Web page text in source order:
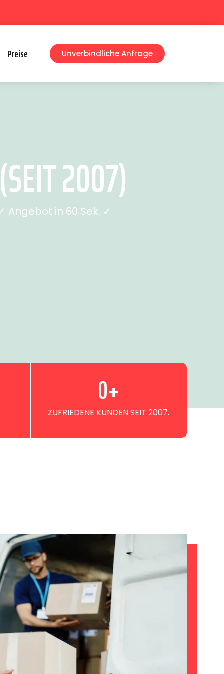
Preise Unverbindliche Anfrage
2007)
Angebot in 60 Sek. ✓
ZUFRIEDENE KUNDEN SEIT 2007.
0+